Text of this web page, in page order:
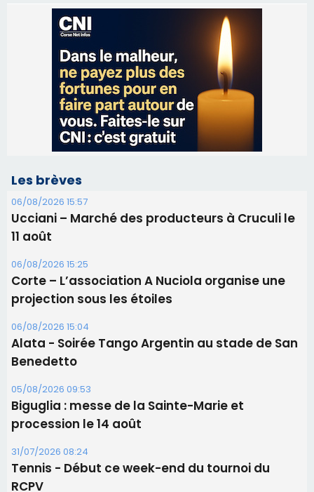
Les brèves
06/08/2026 15:57
Ucciani – Marché des producteurs à Cruculi le
11 août
06/08/2026 15:25
Corte – L’association A Nuciola organise une
projection sous les étoiles
06/08/2026 15:04
Alata - Soirée Tango Argentin au stade de San
Benedetto
05/08/2026 09:53
Biguglia : messe de la Sainte-Marie et
procession le 14 août
31/07/2026 08:24
Tennis - Début ce week-end du tournoi du
RCPV